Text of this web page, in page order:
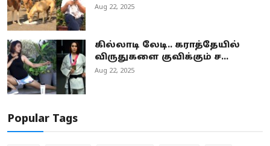
Aug 22, 2025
கில்லாடி லேடி.. கராத்தேயில்
விருதுகளை குவிக்கும் ச...
Aug 22, 2025
Popular Tags